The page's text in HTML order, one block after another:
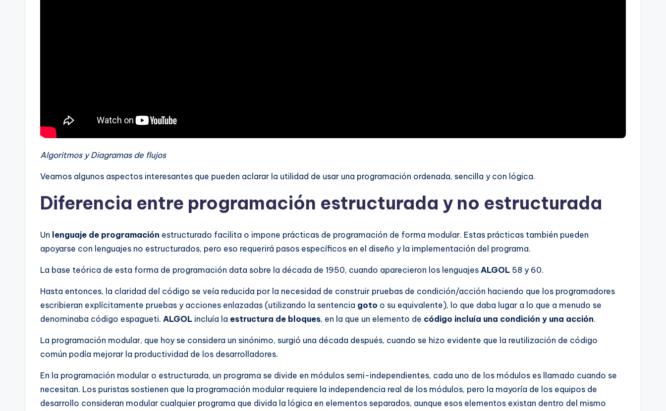
Algoritmos y Diagramas de flujos
Veamos algunos aspectos interesantes que pueden aclarar la utilidad de usar una programación ordenada, sencilla y con lógica.
Diferencia entre programación estructurada y no estructurada
Un lenguaje de programación estructurado facilita o impone prácticas de programación de forma modular. Estas prácticas también pueden
apoyarse con lenguajes no estructurados, pero eso requerirá pasos específicos en el diseño y la implementación del programa.
La base teórica de esta forma de programación data sobre la década de 1950, cuando aparecieron los lenguajes ALGOL 58 y 60.
Hasta entonces, la claridad del código se veía reducida por la necesidad de construir pruebas de condición/acción haciendo que los programadores
escribieran explícitamente pruebas y acciones enlazadas (utilizando la sentencia goto o su equivalente), lo que daba lugar a lo que a menudo se
denominaba código espagueti. ALGOL incluía la estructura de bloques, en la que un elemento de código incluía una condición y una acción.
La programación modular, que hoy se considera un sinónimo, surgió una década después, cuando se hizo evidente que la reutilización de código
común podía mejorar la productividad de los desarrolladores.
En la programación modular o estructurada, un programa se divide en módulos semi-independientes, cada uno de los módulos es llamado cuando se
necesitan. Los puristas sostienen que la programación modular requiere la independencia real de los módulos, pero la mayoría de los equipos de
desarrollo consideran modular cualquier programa que divida la lógica en elementos separados, aunque esos elementos existan dentro del mismo